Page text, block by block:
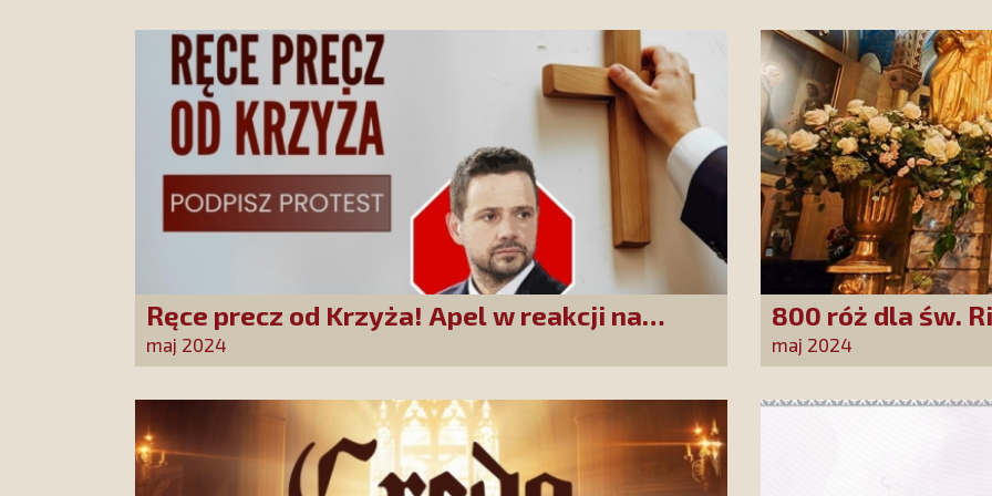
Ręce precz od Krzyża! Apel w reakcji na
skandaliczne zarządzenie Rafała
Trzaskowskiego
maj 2024
800 róż dla św.
Stowarzyszenia!
maj 2024